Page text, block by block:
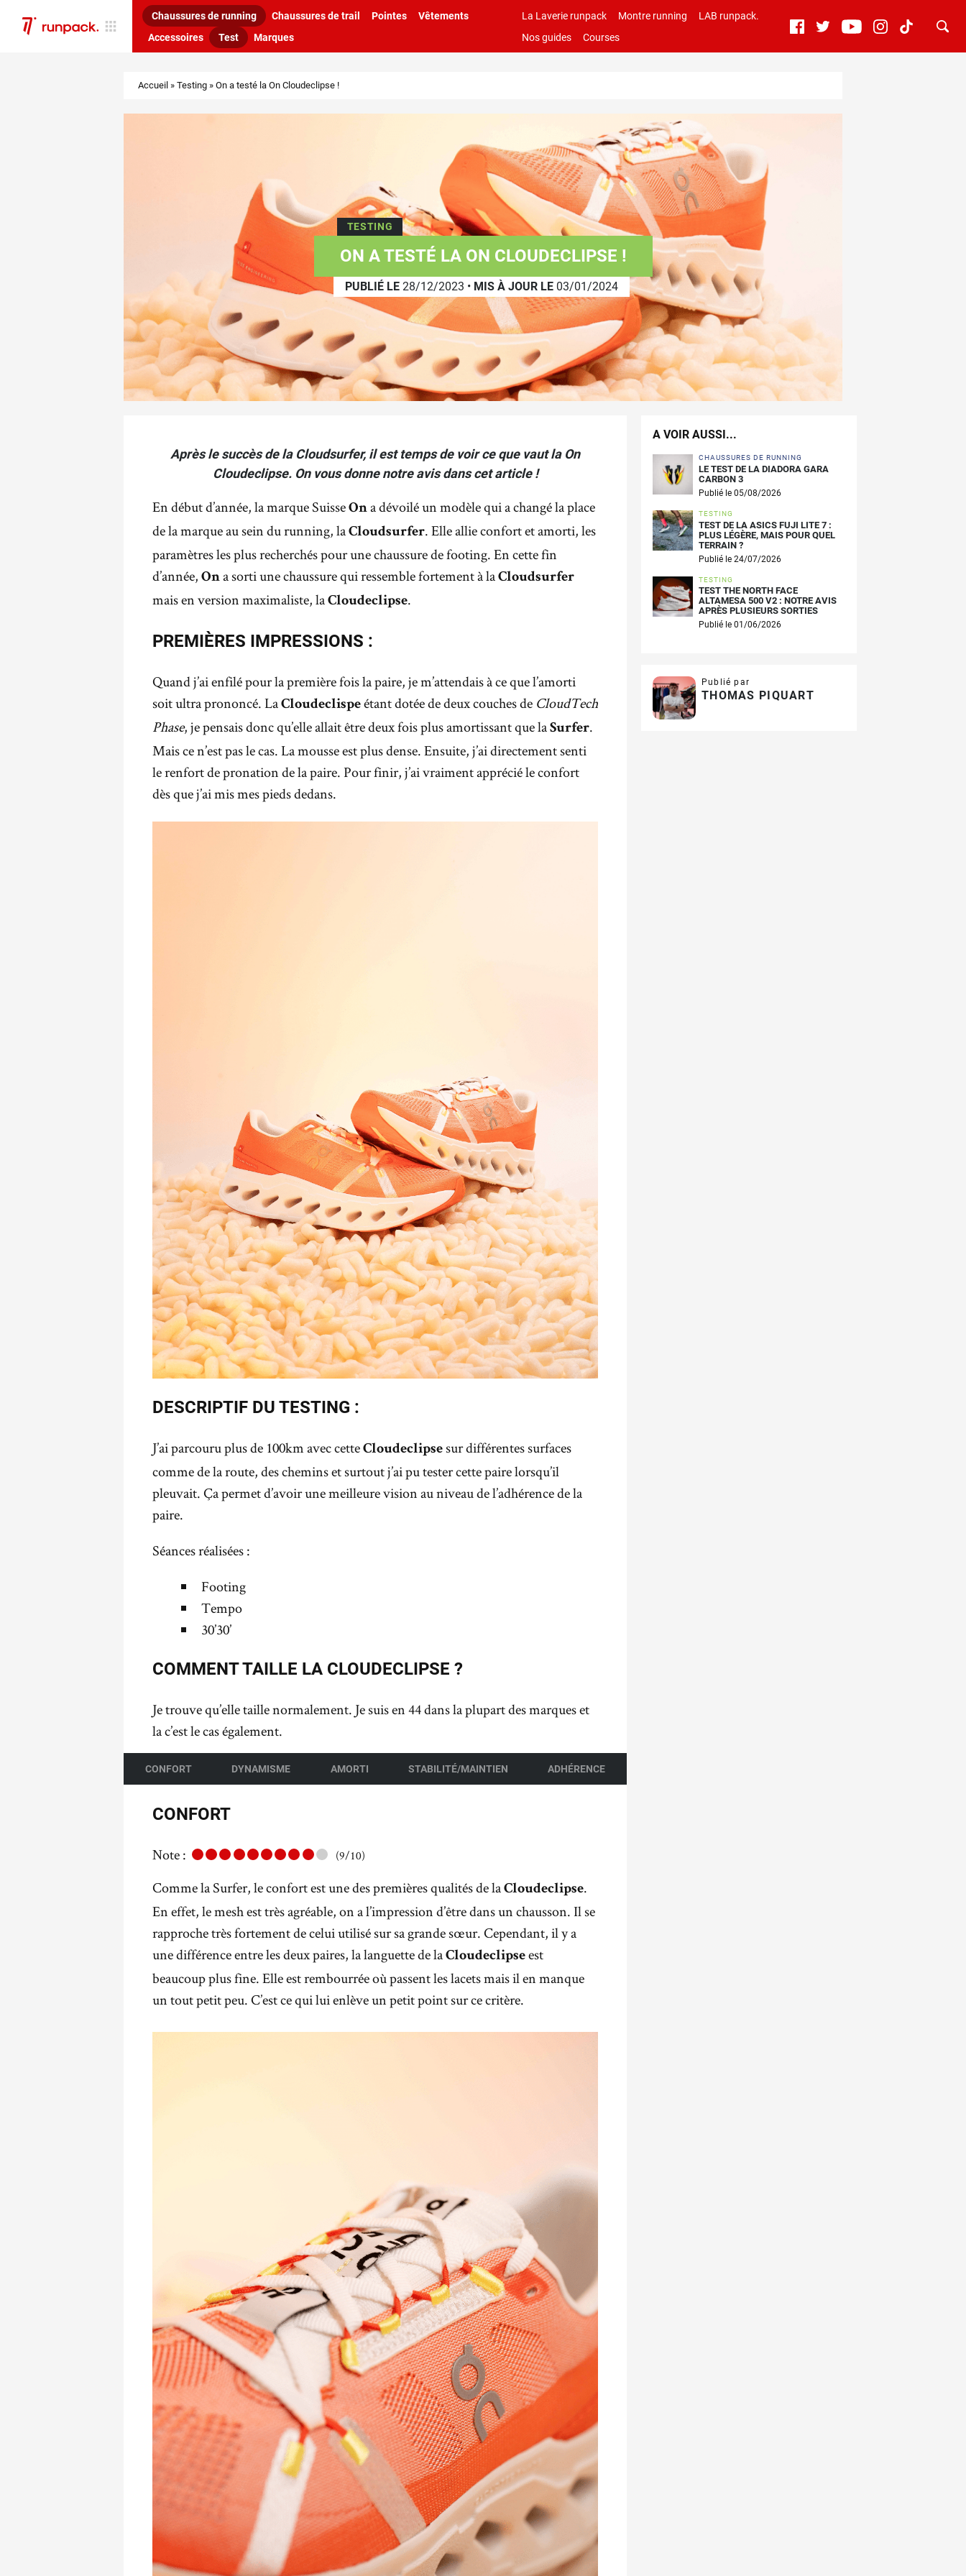
Chaussures de running Chaussures de trail Pointes
Vêtements
Accessoires
Test Marques
La Laverie runpack Montre running
LAB runpack.
Nos guides
Courses
Accueil » Testing » On a testé la On Cloudeclipse !
TESTING
ON A TESTÉ LA ON CLOUDECLIPSE !
PUBLIÉ LE28/12/2023 • MIS À JOUR LE03/01/2024
Après le succès de la Cloudsurfer, il est temps de voir ce que vaut la On
Cloudeclipse. On vous donne notre avis dans cet article !
En début d’année, la marque Suisse On a dévoilé un modèle qui a changé la place
de la marque au sein du running, la Cloudsurfer. Elle allie confort et amorti, les
paramètres les plus recherchés pour une chaussure de footing. En cette fin
d’année, On a sorti une chaussure qui ressemble fortement à la Cloudsurfer
mais en version maximaliste, la Cloudeclipse.
PREMIÈRES IMPRESSIONS :
Quand j’ai enfilé pour la première fois la paire, je m’attendais à ce que l’amorti
soit ultra prononcé. La Cloudeclispe étant dotée de deux couches de CloudTech
Phase, je pensais donc qu’elle allait être deux fois plus amortissant que la Surfer.
Mais ce n’est pas le cas. La mousse est plus dense. Ensuite, j’ai directement senti
le renfort de pronation de la paire. Pour finir, j’ai vraiment apprécié le confort
dès que j’ai mis mes pieds dedans.
DESCRIPTIF DU TESTING :
J’ai parcouru plus de 100km avec cette Cloudeclipse sur différentes surfaces
comme de la route, des chemins et surtout j’ai pu tester cette paire lorsqu’il
pleuvait. Ça permet d’avoir une meilleure vision au niveau de l’adhérence de la
paire.
Séances réalisées :
Footing
Tempo
30’30’
COMMENT TAILLE LA CLOUDECLIPSE ?
Je trouve qu’elle taille normalement. Je suis en 44 dans la plupart des marques et
la c’est le cas également.
CONFORT DYNAMISME AMORTI STABILITÉ/MAINTIEN ADHÉRENCE
CONFORT
Note : (9/10)
Comme la Surfer, le confort est une des premières qualités de la Cloudeclipse.
En effet, le mesh est très agréable, on a l’impression d’être dans un chausson. Il se
rapproche très fortement de celui utilisé sur sa grande sœur. Cependant, il y a
une différence entre les deux paires, la languette de la Cloudeclipse est
beaucoup plus fine. Elle est rembourrée où passent les lacets mais il en manque
un tout petit peu. C’est ce qui lui enlève un petit point sur ce critère.
A VOIR AUSSI...
CHAUSSURES DE RUNNING
LE TEST DE LA DIADORA GARA
CARBON 3
Publié le 05/08/2026
TESTING
TEST DE LA ASICS FUJI LITE 7 :
PLUS LÉGÈRE, MAIS POUR QUEL
TERRAIN ?
Publié le 24/07/2026
TESTING
TEST THE NORTH FACE
ALTAMESA 500 V2 : NOTRE AVIS
APRÈS PLUSIEURS SORTIES
Publié le 01/06/2026
Publié par
THOMAS PIQUART